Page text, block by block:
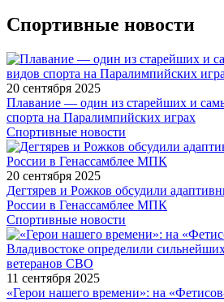
Спортивные новости
20 сентября 2025
Плавание — один из старейших и
спорта на Паралимпийских играх
Спортивные новости
20 сентября 2025
Дегтярев и Рожков обсудили
России в Генассамблее МПК
Спортивные новости
11 сентября 2025
«Герои нашего времени»: на